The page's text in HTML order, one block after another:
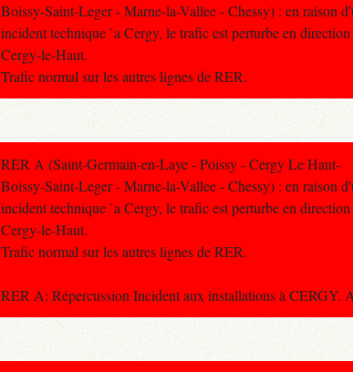
Boissy-Saint-Leger - Marne-la-Vallee - Chessy) : en raison
incident technique `a Cergy, le trafic est perturbe en
Cergy-le-Haut.
Trafic normal sur les autres lignes de RER.
RER A (Saint-Germain-en-Laye - Poissy - Cergy Le Haut-
Boissy-Saint-Leger - Marne-la-Vallee - Chessy) : en raison
incident technique `a Cergy, le trafic est perturbe en
Cergy-le-Haut.
Trafic normal sur les autres lignes de RER.
RER A: Répercussion Incident aux installations à CERGY.